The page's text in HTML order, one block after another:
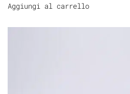
Aggiungi al carrello